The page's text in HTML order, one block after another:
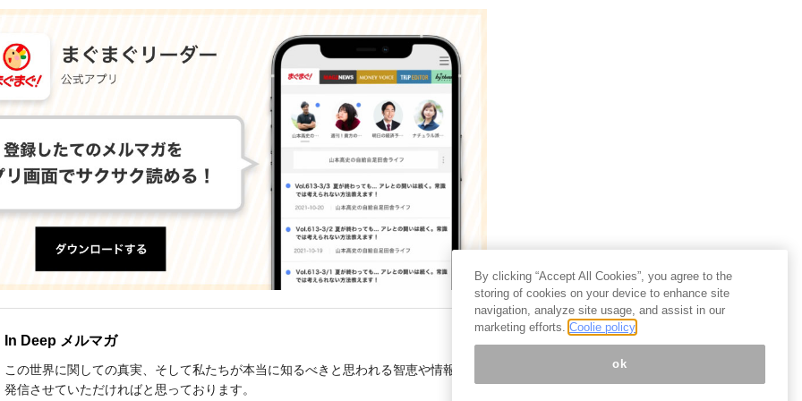
In Deep メルマガ
この世界に関しての真実、そして私たちが本当に知るべきと思われる智恵や情報を
発信させていただければと思っております。
By clicking “Accept All Cookies”, you agree to the
storing of cookies on your device to enhance site
navigation, analyze site usage, and assist in our
marketing efforts. Coolie policy
ok